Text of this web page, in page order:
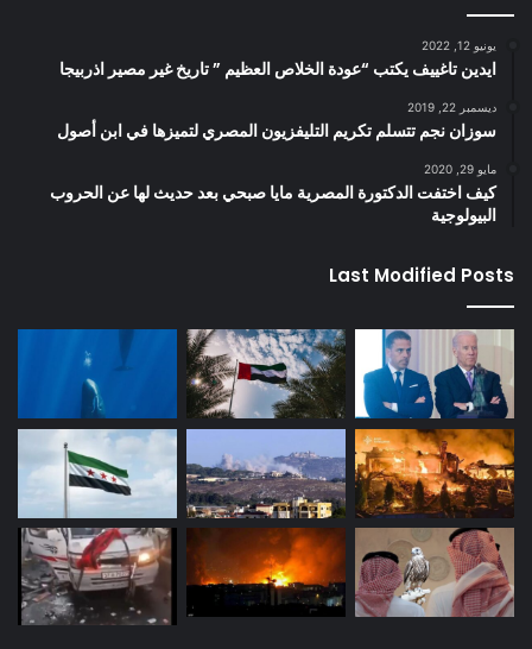
يونيو 12, 2022
ايدين تاغييف يكتب “عودة الخلاص العظيم ” تاريخ غير مصير اذربيجا
ديسمبر 22, 2019
سوزان نجم تتسلم تكريم التليفزيون المصري لتميزها في ابن أصول
مايو 29, 2020
كيف اختفت الدكتورة المصرية مايا صبحي بعد حديث لها عن الحروب
البيولوجية
Last Modified Posts